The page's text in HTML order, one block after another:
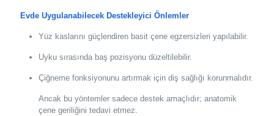
Evde Uygulanabilecek Destekleyici Önlemler
Yüz kaslarını güçlendiren basit çene egzersizleri yapılabilir.
Uyku sırasında baş pozisyonu düzeltilebilir.
Çiğneme fonksiyonunu artırmak için diş sağlığı korunmalıdır.
Ancak bu yöntemler sadece destek amaçlıdır; anatomik
çene geriliğini tedavi etmez.